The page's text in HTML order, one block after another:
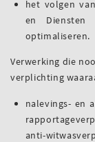
het volgen
en
optimaliseren.
Verwerking die
verplichting
nalevings- en
anti-